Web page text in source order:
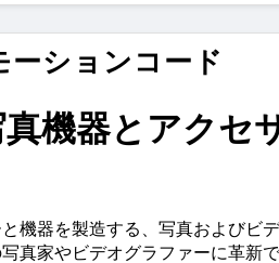
ーションコード
機器とアクセ
機器を製造する、写真およびビ
真家やビデオグラファーに革新